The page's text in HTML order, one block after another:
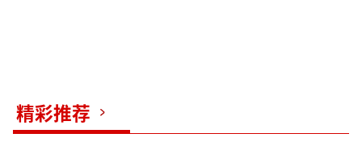
精彩推荐